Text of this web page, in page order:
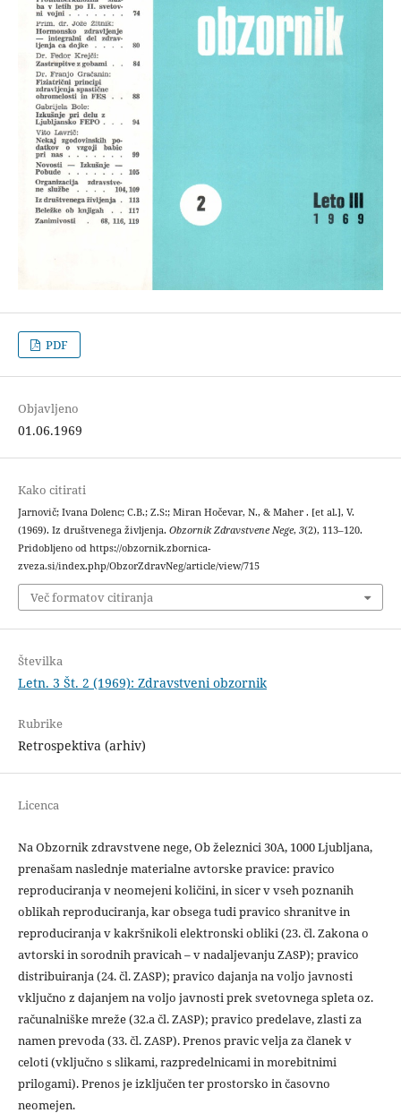
PDF
Objavljeno
01.06.1969
Kako citirati
Jarnovič; Ivana Dolenc; C.B.; Z.S:; Miran Hočevar, N., & Maher . [et al.], V.
(1969). Iz društvenega življenja. Obzornik Zdravstvene Nege, 3(2), 113–120.
Pridobljeno od https://obzornik.zbornica-
zveza.si/index.php/ObzorZdravNeg/article/view/715
Več formatov citiranja
Številka
Letn. 3 Št. 2 (1969): Zdravstveni obzornik
Rubrike
Retrospektiva (arhiv)
Licenca
Na Obzornik zdravstvene nege, Ob železnici 30A, 1000 Ljubljana,
prenašam naslednje materialne avtorske pravice: pravico
reproduciranja v neomejeni količini, in sicer v vseh poznanih
oblikah reproduciranja, kar obsega tudi pravico shranitve in
reproduciranja v kakršnikoli elektronski obliki (23. čl. Zakona o
avtorski in sorodnih pravicah – v nadaljevanju ZASP); pravico
distribuiranja (24. čl. ZASP); pravico dajanja na voljo javnosti
vključno z dajanjem na voljo javnosti prek svetovnega spleta oz.
računalniške mreže (32.a čl. ZASP); pravico predelave, zlasti za
namen prevoda (33. čl. ZASP). Prenos pravic velja za članek v
celoti (vključno s slikami, razpredelnicami in morebitnimi
prilogami). Prenos je izključen ter prostorsko in časovno
neomejen.